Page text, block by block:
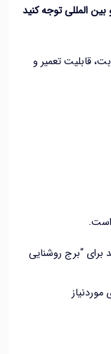
توجه کنید
تعمیر و
روشنایی